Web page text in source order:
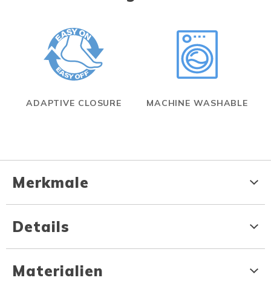
ADAPTIVE CLOSURE MACHINE WASHABLE
Merkmale
Details
Materialien